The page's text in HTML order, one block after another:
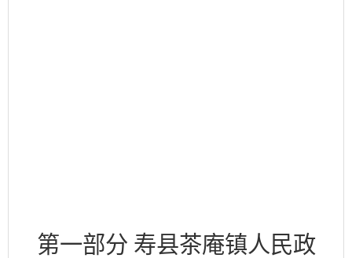
第一部分 寿县茶庵镇人民政